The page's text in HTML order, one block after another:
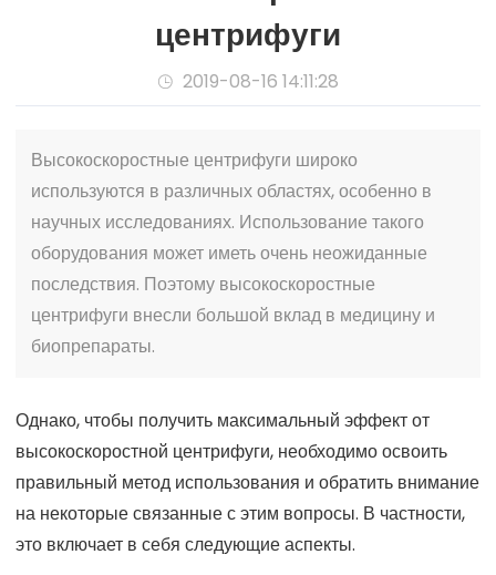
центрифуги
 2019-08-16 14:11:28
Высокоскоростные центрифуги широко
используются в различных областях, особенно в
научных исследованиях. Использование такого
оборудования может иметь очень неожиданные
последствия. Поэтому высокоскоростные
центрифуги внесли большой вклад в медицину и
биопрепараты.
Однако, чтобы получить максимальный эффект от
высокоскоростной центрифуги, необходимо освоить
правильный метод использования и обратить внимание
на некоторые связанные с этим вопросы. В частности,
это включает в себя следующие аспекты.